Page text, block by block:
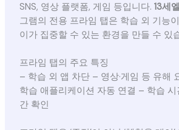
SNS, 영상 플랫폼, 게임 등입니다. 13세
그램의 전용 프라임 탭은 학습 외 기능
이가 집중할 수 있는 환경을 만들 수 있
프라임 탭의 주요 특징
– 학습 외 앱 차단 – 영상·게임 등 유해
학습 애플리케이션 자동 연결 – 학습 시
간 확인